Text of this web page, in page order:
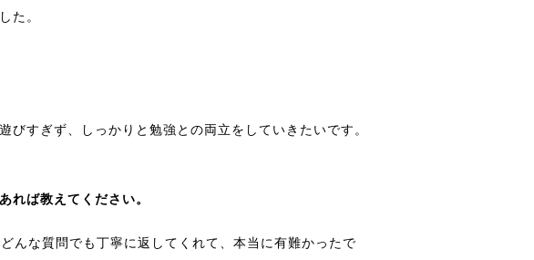
た。
すぎず、しっかりと勉強との両立をしていきたいです。
れば教えてください。
んな質問でも丁寧に返してくれて、本当に有難かったで